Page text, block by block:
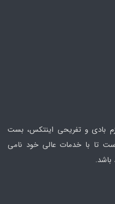
بادی و تفریحی اینتکس، بست
تا با خدمات عالی خود نامی
باشد.